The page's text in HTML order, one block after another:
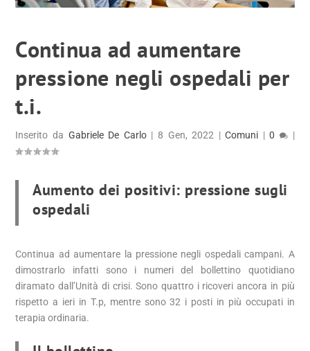
Continua ad aumentare
pressione negli ospedali per
t.i.
Inserito da Gabriele De Carlo| 8 Gen, 2022 |Comuni |0 |
Aumento dei positivi: pressione sugli
ospedali
Continua ad aumentare la pressione negli ospedali campani. A
dimostrarlo infatti sono i numeri del bollettino quotidiano
diramato dall’Unità di crisi. Sono quattro i ricoveri ancora in più
rispetto a ieri in T.p, mentre sono 32 i posti in più occupati in
terapia ordinaria.